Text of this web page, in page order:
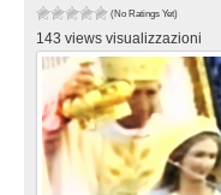
(No Ratings Yet)
143 views visualizzazioni